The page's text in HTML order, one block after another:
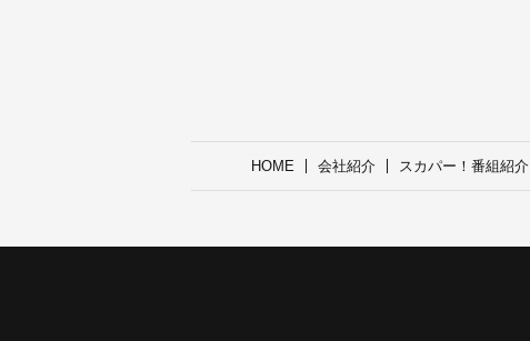
HOME 会社紹介 スカパー！番組紹介